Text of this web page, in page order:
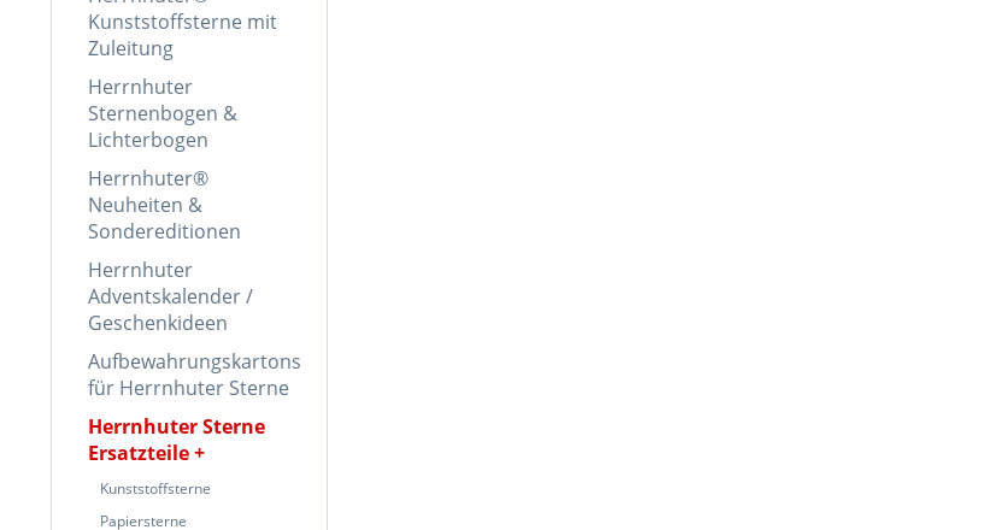
Kunststoffsterne mit
Zuleitung
Herrnhuter
Sternenbogen &
Lichterbogen
Herrnhuter®
Neuheiten &
Sondereditionen
Herrnhuter
Adventskalender /
Geschenkideen
Aufbewahrungskartons
für Herrnhuter Sterne
Herrnhuter Sterne
Ersatzteile
Kunststoffsterne
Papiersterne